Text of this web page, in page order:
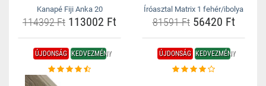
Kanapé Fiji Anka 20
114392 Ft 113002 Ft
Íróasztal Matrix 1 fehér/ibolya
81591 Ft56420 Ft
ÚJDONSÁG KEDVEZMÉNY ÚJDONSÁG KEDVEZMÉNY